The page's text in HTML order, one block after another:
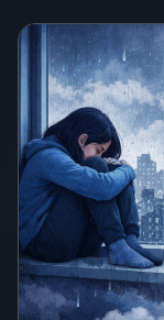
ce mai mari,...